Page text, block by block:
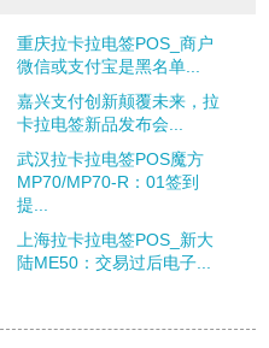
重庆拉卡拉电签POS_商户
微信或支付宝是黑名单...
嘉兴支付创新颠覆未来，拉
卡拉电签新品发布会...
武汉拉卡拉电签POS魔方
MP70/MP70-R：01签到
提...
上海拉卡拉电签POS_新大
陆ME50：交易过后电子...